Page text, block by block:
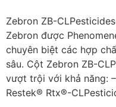
Zebron ZB-
Zebron được
chuyên biệt các hợp
sâu. Cột Zebron ZB-
vượt trội với khả năng:
Restek® Rtx®-